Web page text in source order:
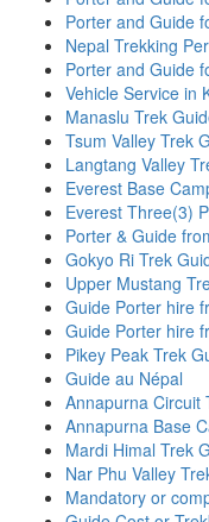
Porter and Guide
Nepal Trekking
Porter and Guide
Vehicle Service in
Manaslu Trek
Tsum Valley Trek
Langtang Valley
Everest Base
Everest Three(3)
Porter & Guide
Gokyo Ri Trek
Upper Mustang
Guide Porter hire
Guide Porter hire
Pikey Peak Trek
Guide au Népal
Annapurna Circuit
Annapurna Base
Mardi Himal Trek
Nar Phu Valley
Mandatory or